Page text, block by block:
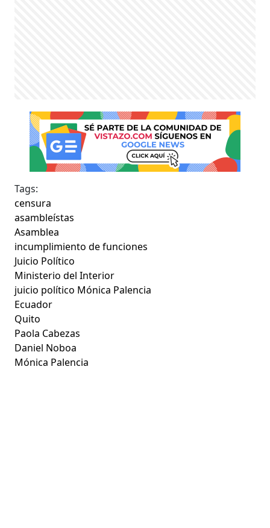
Tags:
censura
asambleístas
Asamblea
incumplimiento de funciones
Juicio Político
Ministerio del Interior
juicio político Mónica Palencia
Ecuador
Quito
Paola Cabezas
Daniel Noboa
Mónica Palencia